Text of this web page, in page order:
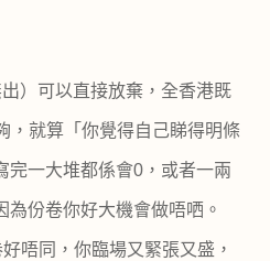
）可以直接放棄，全香港既
，就算「你覺得自己睇得明條
完一大堆都係會0 ，或者一兩
為份卷你好大機會做唔哂。
唔同，你臨場又緊張又盛，